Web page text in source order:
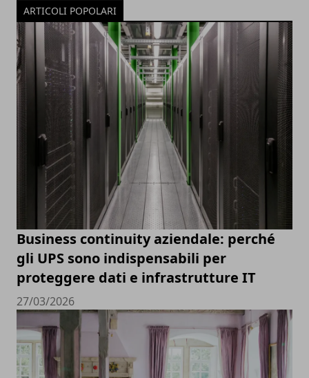
ARTICOLI POPOLARI
Business continuity aziendale: perché
gli UPS sono indispensabili per
proteggere dati e infrastrutture IT
27/03/2026